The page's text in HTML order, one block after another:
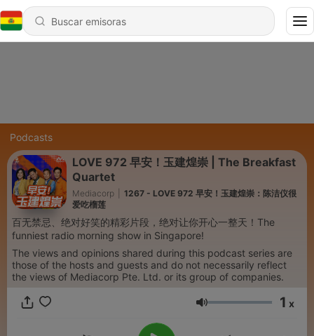
Podcasts
LOVE 972 早安！玉建煌崇 | The Breakfast
Quartet
Mediacorp
1267 - LOVE 972 早安！玉建煌崇：陈洁仪很
爱吃榴莲
百无禁忌、绝对好笑的精彩片段，绝对让你开心一整天！The
funniest radio morning show in Singapore!
The views and opinions shared during this podcast series are
those of the hosts and guests and do not necessarily reflect
the views of Mediacorp Pte. Ltd. or its group of companies.
Volumen 1 x